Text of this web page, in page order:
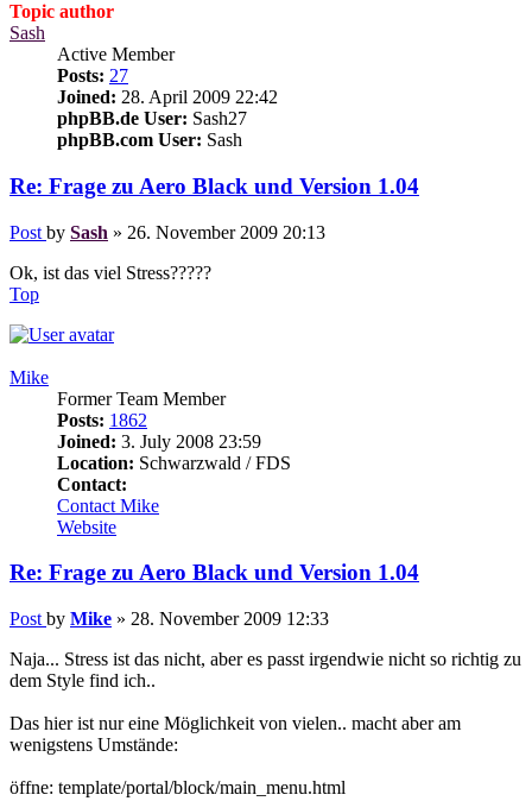
Topic author
Sash
Active Member
Posts: 27
Joined: 28. April 2009 22:42
phpBB.de User: Sash27
phpBB.com User: Sash
Re: Frage zu Aero Black und Version 1.04
Post by Sash » 26. November 2009 20:13
Ok, ist das viel Stress?????
Top
Mike
Former Team Member
Posts: 1862
Joined: 3. July 2008 23:59
Location: Schwarzwald / FDS
Contact:
Contact Mike
Website
Re: Frage zu Aero Black und Version 1.04
Post by Mike » 28. November 2009 12:33
Naja... Stress ist das nicht, aber es passt irgendwie nicht so richtig zu
dem Style find ich..
Das hier ist nur eine Möglichkeit von vielen.. macht aber am
wenigstens Umstände:
öffne: template/portal/block/main_menu.html